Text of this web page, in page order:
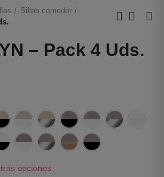
Sillas comedor
– Pack 4 Uds.
opciones